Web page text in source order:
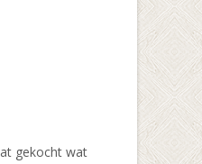
gekocht wat